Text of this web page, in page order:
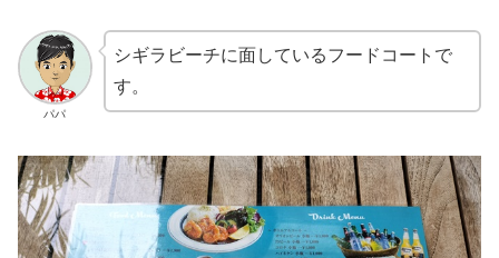
パパ
シギラビーチに面しているフードコートで
す。